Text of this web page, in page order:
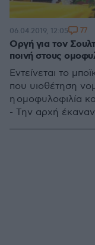
Οργή για τον
ποινή στους
Εντείνεται το
που υιοθέτηση
η ομοφυλοφιλία
- Την αρχή
06.04.2019, 12:05 77